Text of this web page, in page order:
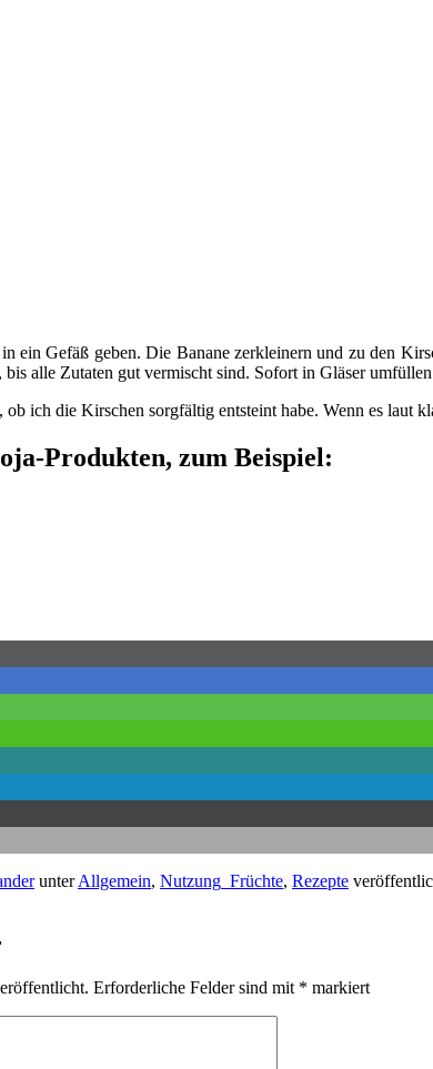
ein Gefäß geben. Die Banane zerkleinern und zu den
alle Zutaten gut vermischt sind. Sofort in Gläser
ob ich die Kirschen sorgfältig entsteint habe. Wenn es laut
Produkten, zum Beispiel:
unterAllgemein, Nutzung_Früchte, Rezepte
Erforderliche Felder sind mit * markiert